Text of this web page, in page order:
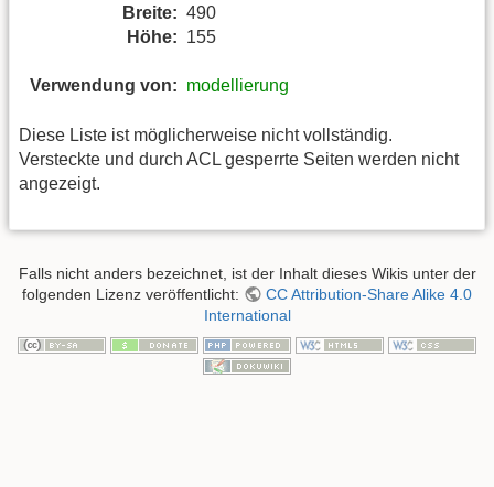
Breite: 490
Höhe: 155
Verwendung von: modellierung
Diese Liste ist möglicherweise nicht vollständig.
Versteckte und durch ACL gesperrte Seiten werden nicht
angezeigt.
Falls nicht anders bezeichnet, ist der Inhalt dieses Wikis unter der
folgenden Lizenz veröffentlicht:
CC Attribution-Share Alike 4.0
International